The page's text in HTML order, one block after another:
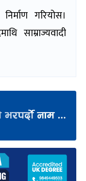
गरियोस।
साम्राज्यवादी